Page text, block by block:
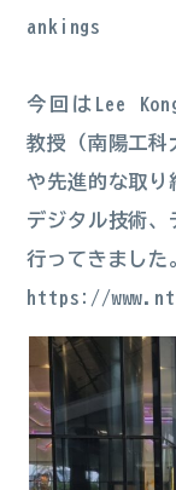
ankings
今回はLee
教授（南陽工科
や先進的な取り
デジタル技術、
行ってきました
https://